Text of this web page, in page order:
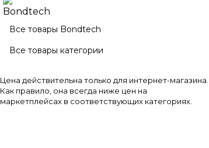
Все товары Bondtech
Все товары категории
Цена действительна только для интернет-магазина.
Как правило, она всегда ниже цен на
маркетплейсах в соответствующих категориях.